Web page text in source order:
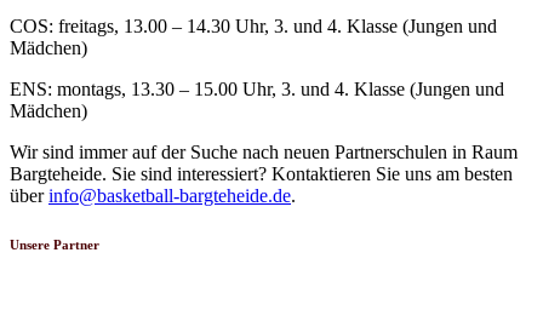
COS: freitags, 13.00 – 14.30 Uhr, 3. und 4. Klasse (Jungen und
Mädchen)
ENS: montags, 13.30 – 15.00 Uhr, 3. und 4. Klasse (Jungen und
Mädchen)
Wir sind immer auf der Suche nach neuen Partnerschulen in Raum
Bargteheide. Sie sind interessiert? Kontaktieren Sie uns am besten
überinfo@basketball-bargteheide.de.
Unsere Partner